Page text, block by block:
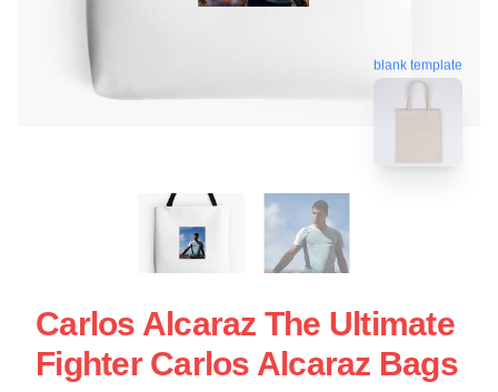
blank template
Carlos Alcaraz The Ultimate
Fighter Carlos Alcaraz Bags